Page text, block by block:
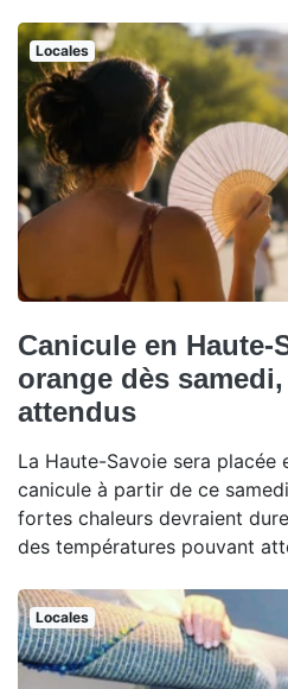
Locales
Canicule en
orange dès samedi,
attendus
La Haute-Savoie sera placée
canicule à partir de ce
fortes chaleurs devraient
des températures pouvant
Locales